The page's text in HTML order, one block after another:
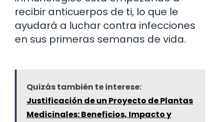
recibir anticuerpos de ti, lo que le
ayudará a luchar contra infecciones
en sus primeras semanas de vida.
Quizás también te interese:
Justificación de un Proyecto de Plantas
Medicinales: Beneficios, Impacto y